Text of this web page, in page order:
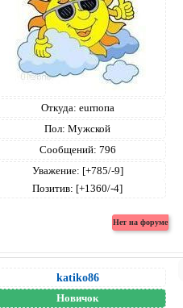
Откуда: eurпопа
Пол: Мужской
Сообщений: 796
Уважение: [+785/-9]
Позитив: [+1360/-4]
katiko86
Новичок